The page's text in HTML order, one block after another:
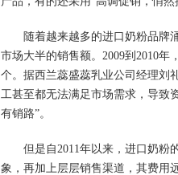
随着越来越多的进口奶粉品牌
市场大半的销售额。2009到2010
个。据西兰蕊盛蕊乳业公司经理刘
工甚至都无法满足市场需求，导致
有销路”。
但是自2011年以来，进口奶粉
象，再加上层层销售渠道，其费用